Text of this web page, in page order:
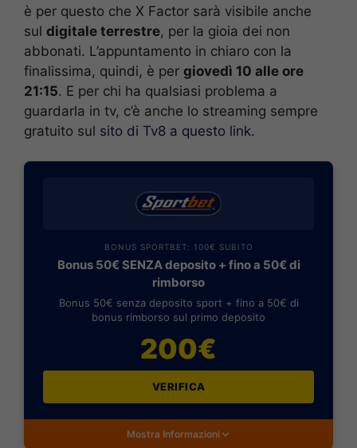
è per questo che X Factor sarà visibile anche
sul digitale terrestre, per la gioia dei non
abbonati. L’appuntamento in chiaro con la
finalissima, quindi, è per giovedì 10 alle ore
21:15. E per chi ha qualsiasi problema a
guardarla in tv, c’è anche lo streaming sempre
gratuito sul sito di Tv8 a questo link.
BONUS SPORTBET: 100€ SUBITO
Bonus 50€ SENZA deposito + fino a 50€ di
rimborso
Bonus 50€ senza deposito sport + fino a 50€ di
bonus rimborso sul primo deposito
200€
VERIFICA
Mostra Informazioni